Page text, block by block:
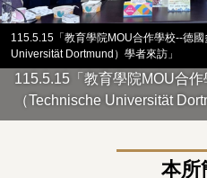
115.5.15「教育學院MOU合作學校--德
Universität Dortmund）學者來訪」
115.5.15「教育學院MOU合
（Technische Universität
本所